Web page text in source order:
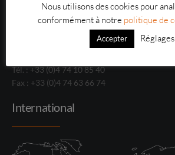
ZI du Moulin – Boulevard Jean Monnet
Tél. : +33 (0)4 74 10 85 40
Fax : +33 (0)4 74 63 66 74
International
Nous utilisons des cookies pour
conformément à notre politique de
Accepter Réglages